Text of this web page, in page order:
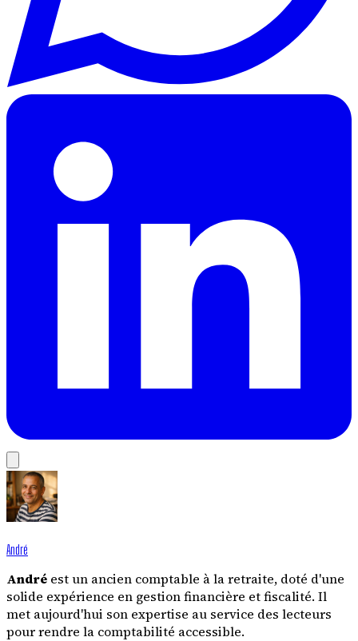
André
André est un ancien comptable à la retraite, doté d'une
solide expérience en gestion financière et fiscalité. Il
met aujourd'hui son expertise au service des lecteurs
pour rendre la comptabilité accessible.